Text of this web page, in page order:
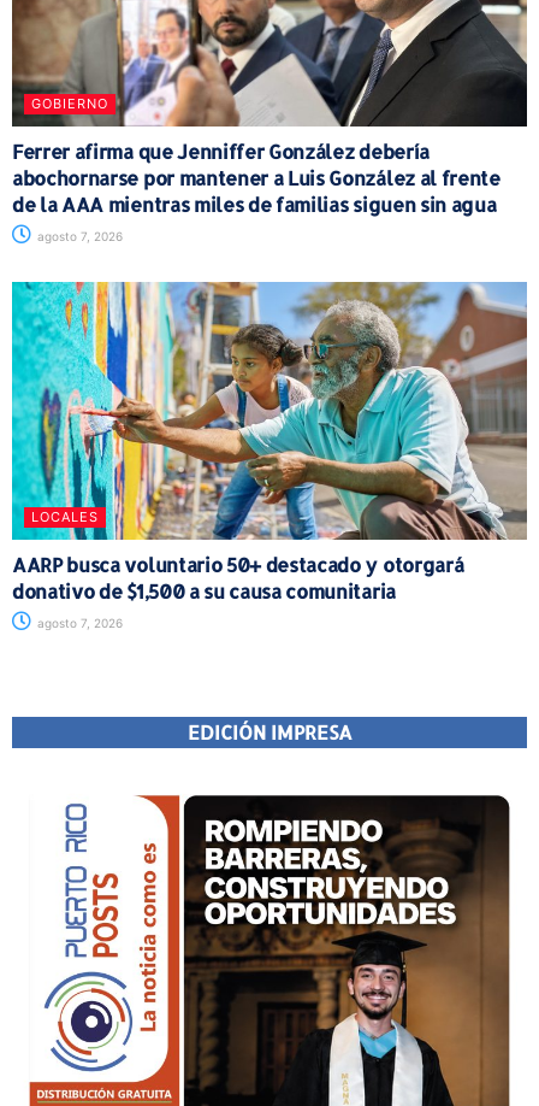
GOBIERNO
Ferrer afirma que Jenniffer González debería
abochornarse por mantener a Luis González al frente
de la AAA mientras miles de familias siguen sin agua
agosto 7, 2026
LOCALES
AARP busca voluntario 50+ destacado y otorgará
donativo de $1,500 a su causa comunitaria
agosto 7, 2026
EDICIÓN IMPRESA